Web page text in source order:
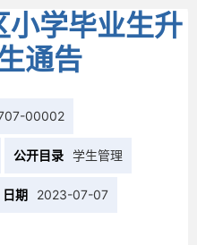
小学毕业生升
通告
00002
公开目录 学生管理
日期 2023-07-07